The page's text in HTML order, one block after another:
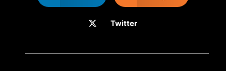
Twitter